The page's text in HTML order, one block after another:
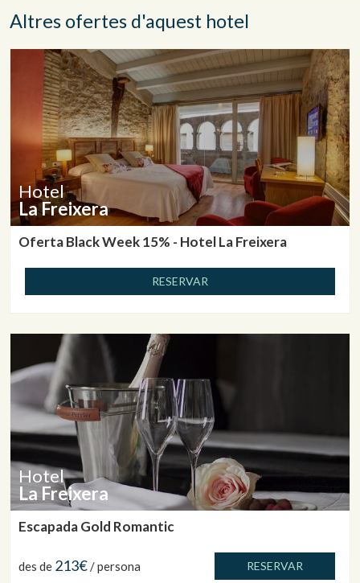
Altres ofertes d'aquest hotel
Hotel
La Freixera
Oferta Black Week 15% - Hotel La Freixera
RESERVAR
Hotel
La Freixera
Escapada Gold Romantic
des de 213€/ persona RESERVAR